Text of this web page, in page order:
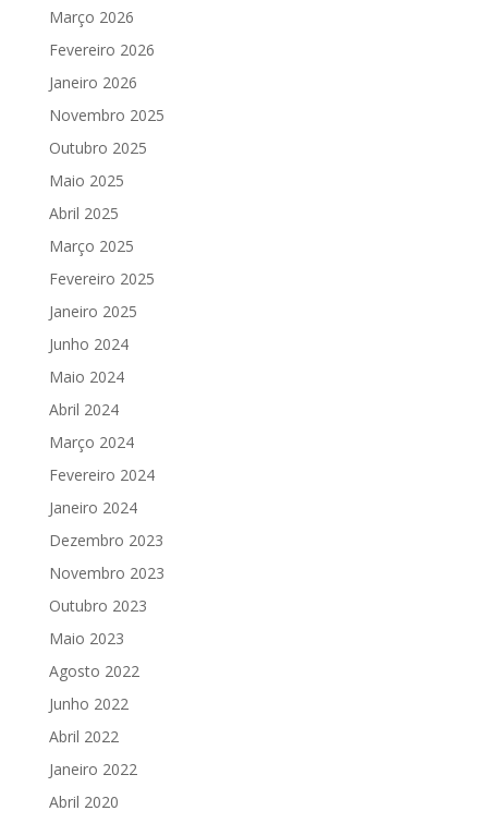
Março 2026
Fevereiro 2026
Janeiro 2026
Novembro 2025
Outubro 2025
Maio 2025
Abril 2025
Março 2025
Fevereiro 2025
Janeiro 2025
Junho 2024
Maio 2024
Abril 2024
Março 2024
Fevereiro 2024
Janeiro 2024
Dezembro 2023
Novembro 2023
Outubro 2023
Maio 2023
Agosto 2022
Junho 2022
Abril 2022
Janeiro 2022
Abril 2020